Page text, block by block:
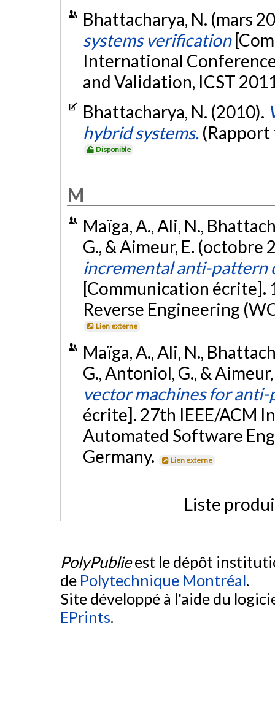
Bhattacharya, N. (mars
systems verification
International
and Validation, ICST
Bhattacharya, N. (2010).
hybrid systems. (Rapport
Disponible
M
Maïga, A., Ali, N.,
G., & Aimeur, E. (octobre
incremental anti-pattern
[Communication écrite].
Reverse Engineering
Lien externe
Maïga, A., Ali, N.,
G., Antoniol, G., &
vector machines for
écrite]. 27th IEEE/ACM
Automated Software
Germany.
Lien externe
Liste
PolyPublieest le dépôt
de Polytechnique Montréal.
Site développé à l'aide du
EPrints.